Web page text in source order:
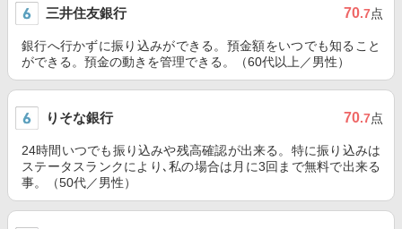
三井住友銀行 70.7点
銀行へ行かずに振り込みができる。預金額をいつでも知ること
ができる。預金の動きを管理できる。（60代以上／男性）
りそな銀行 70.7点
24時間いつでも振り込みや残高確認が出来る。特に振り込みは
ステータスランクにより､私の場合は月に3回まで無料で出来る
事。（50代／男性）